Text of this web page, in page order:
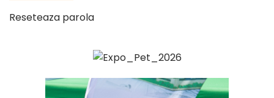
Reseteaza parola